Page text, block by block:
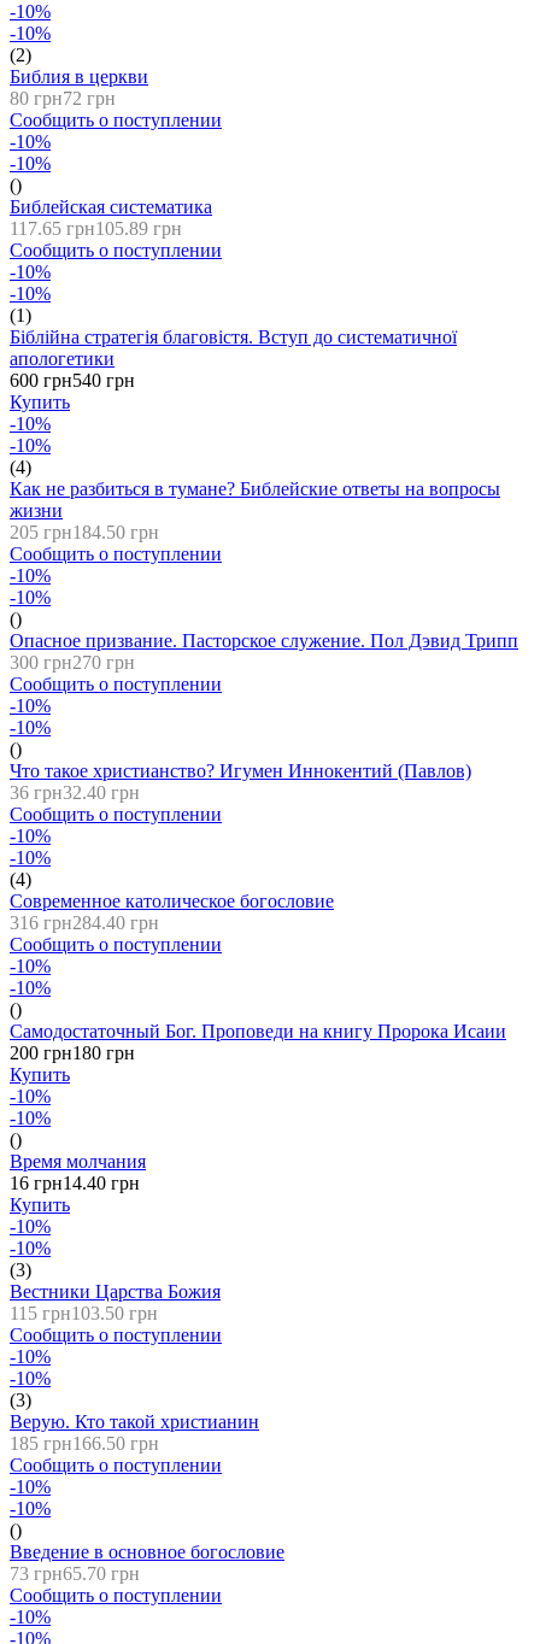
-10%
-10%
(2)
Библия в церкви
80 грн72 грн
Сообщить о поступлении
-10%
-10%
()
Библейская систематика
117.65 грн105.89 грн
Сообщить о поступлении
-10%
-10%
(1)
Біблійна стратегія благовістя. Вступ до систематичної
апологетики
600 грн540 грн
Купить
-10%
-10%
(4)
Как не разбиться в тумане? Библейские ответы на вопросы
жизни
205 грн184.50 грн
Сообщить о поступлении
-10%
-10%
()
Опасное призвание. Пасторское служение. Пол Дэвид Трипп
300 грн270 грн
Сообщить о поступлении
-10%
-10%
()
Что такое христианство? Игумен Иннокентий (Павлов)
36 грн32.40 грн
Сообщить о поступлении
-10%
-10%
(4)
Современное католическое богословие
316 грн284.40 грн
Сообщить о поступлении
-10%
-10%
()
Самодостаточный Бог. Проповеди на книгу Пророка Исаии
200 грн180 грн
Купить
-10%
-10%
()
Время молчания
16 грн14.40 грн
Купить
-10%
-10%
(3)
Вестники Царства Божия
115 грн103.50 грн
Сообщить о поступлении
-10%
-10%
(3)
Верую. Кто такой христианин
185 грн166.50 грн
Сообщить о поступлении
-10%
-10%
()
Введение в основное богословие
73 грн65.70 грн
Сообщить о поступлении
-10%
-10%